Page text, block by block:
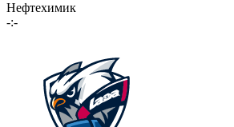
Нефтехимик
-:-